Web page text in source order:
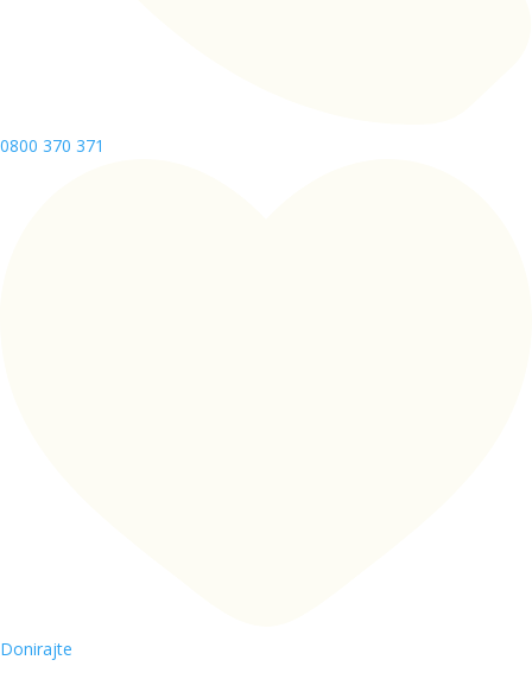
0800 370 371
Donirajte